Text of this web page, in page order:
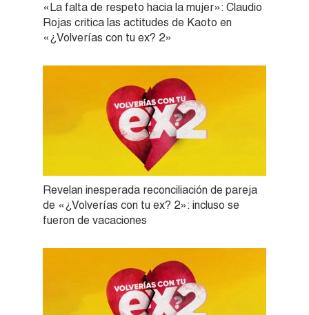
«La falta de respeto hacia la mujer»: Claudio
Rojas critica las actitudes de Kaoto en
«¿Volverías con tu ex? 2»
Revelan inesperada reconciliación de pareja
de «¿Volverías con tu ex? 2»: incluso se
fueron de vacaciones